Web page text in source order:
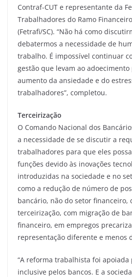
Contraf-CUT e representante da
Trabalhadores do Ramo
(Fetrafi/SC). “Não há como
debatermos a necessidade de
trabalho. É impossível continuar
gestão que levam ao
aumento da ansiedade e do
trabalhadores”, completou.
Terceirização
O Comando Nacional dos
a necessidade de se discutir a
trabalhadores para que eles
funções devido às inovações
introduzidas na sociedade e no
como a redução de número de
bancário, não do setor financeiro,
terceirização, com migração de
financeiro, em empregos
representação diferente e menos
“A reforma trabalhista foi apoiada
inclusive pelos bancos. E a